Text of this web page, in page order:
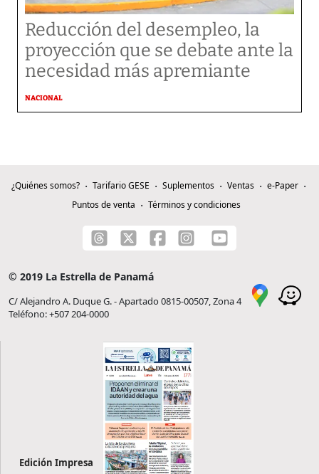
Reducción del desempleo, la
proyección que se debate ante la
necesidad más apremiante
NACIONAL
¿Quiénes somos? Tarifario GESE Suplementos Ventas
e-Paper
Puntos de venta
Términos y condiciones
© 2019 La Estrella de Panamá
C/ Alejandro A. Duque G. - Apartado 0815-00507, Zona 4
Teléfono: +507 204-0000
Edición Impresa